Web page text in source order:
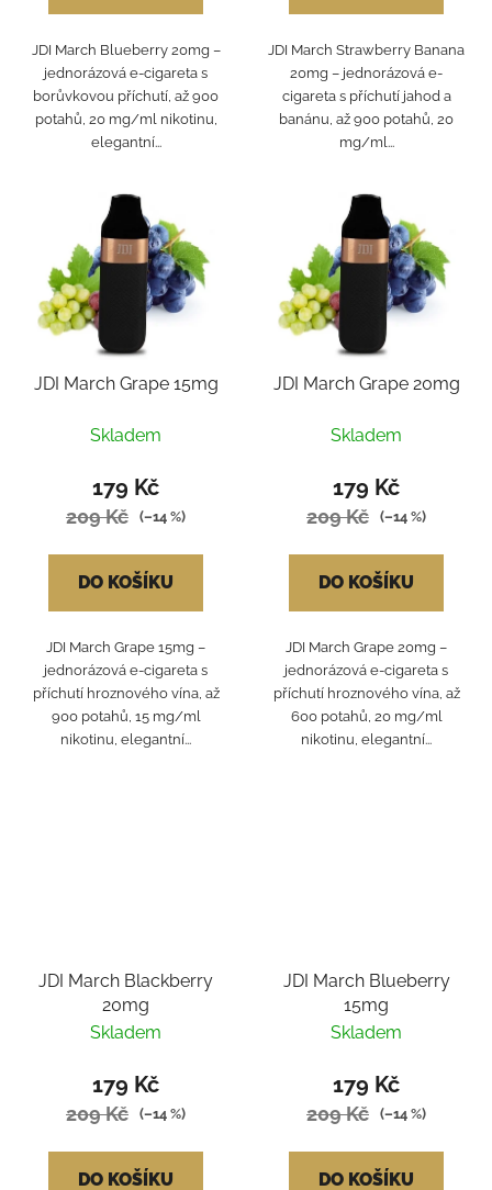
JDI March Blueberry 20mg –
jednorázová e-cigareta s
borůvkovou příchutí, až 900
potahů, 20 mg/ml nikotinu,
elegantní...
JDI March Strawberry Banana
20mg – jednorázová e-
cigareta s příchutí jahod a
banánu, až 900 potahů, 20
mg/ml...
JDI March Grape 15mg
Skladem
179 Kč
209 Kč (–14 %)
DO KOŠÍKU
JDI March Grape 15mg –
jednorázová e-cigareta s
příchutí hroznového vína, až
900 potahů, 15 mg/ml
nikotinu, elegantní...
JDI March Grape 20mg
Skladem
179 Kč
209 Kč (–14 %)
DO KOŠÍKU
JDI March Grape 20mg –
jednorázová e-cigareta s
příchutí hroznového vína, až
600 potahů, 20 mg/ml
nikotinu, elegantní...
JDI March Blackberry
20mg
Skladem
179 Kč
209 Kč (–14 %)
DO KOŠÍKU
JDI March Blueberry
15mg
Skladem
179 Kč
209 Kč (–14 %)
DO KOŠÍKU